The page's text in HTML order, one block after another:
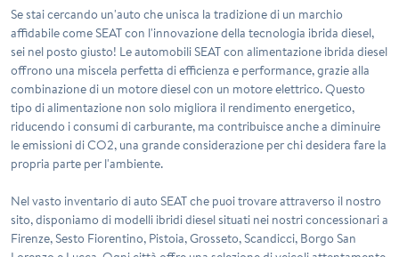
Se stai cercando un'auto che unisca la tradizione di un marchio
affidabile come SEAT con l'innovazione della tecnologia ibrida diesel,
sei nel posto giusto! Le automobili SEAT con alimentazione ibrida diesel
offrono una miscela perfetta di efficienza e performance, grazie alla
combinazione di un motore diesel con un motore elettrico. Questo
tipo di alimentazione non solo migliora il rendimento energetico,
riducendo i consumi di carburante, ma contribuisce anche a diminuire
le emissioni di CO2, una grande considerazione per chi desidera fare la
propria parte per l'ambiente.
Nel vasto inventario di auto SEAT che puoi trovare attraverso il nostro
sito, disponiamo di modelli ibridi diesel situati nei nostri concessionari a
Firenze,Sesto Fiorentino, Pistoia,Grosseto,Scandicci, Borgo San